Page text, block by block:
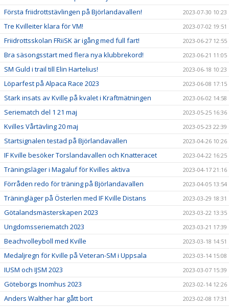
Första friidrottstävlingen på Björlandavallen! 2023-07-30 10:23
Tre Kvilleiter klara för VM! 2023-07-02 19:51
Friidrottsskolan FRiiSK är igång med full fart! 2023-06-27 12:55
Bra säsongsstart med flera nya klubbrekord! 2023-06-21 11:05
SM Guld i trail till Elin Hartelius! 2023-06-18 10:23
Löparfest på Alpaca Race 2023 2023-06-08 17:15
Stark insats av Kville på kvalet i Kraftmätningen 2023-06-02 14:58
Seriematch del 1 21 maj 2023-05-25 16:36
Kvilles Vårtävling 20 maj 2023-05-23 22:39
Startsignalen testad på Björlandavallen 2023-04-26 10:26
IF Kville besöker Torslandavallen och Knatteracet 2023-04-22 16:25
Träningsläger i Magaluf för Kvilles aktiva 2023-04-17 21:16
Förråden redo för träning på Björlandavallen 2023-04-05 13:54
Träningläger på Österlen med IF Kville Distans 2023-03-29 18:31
Götalandsmästerskapen 2023 2023-03-22 13:35
Ungdomsseriematch 2023 2023-03-21 17:39
Beachvolleyboll med Kville 2023-03-18 14:51
Medaljregn för Kville på Veteran-SM i Uppsala 2023-03-14 15:08
IUSM och IJSM 2023 2023-03-07 15:39
Göteborgs Inomhus 2023 2023-02-14 12:26
Anders Walther har gått bort 2023-02-08 17:31